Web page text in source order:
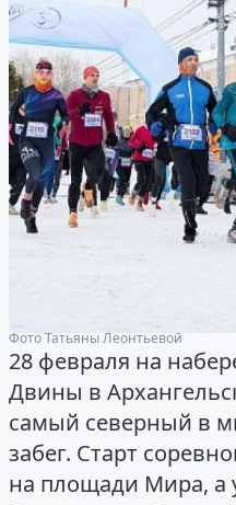
Фото Татьяны Леонтьевой
28 февраля на
Двины в
самый северный в
забег. Старт
на площади Мира, а